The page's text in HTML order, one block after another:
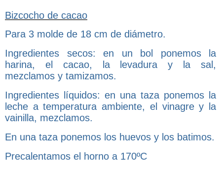
Bizcocho de cacao
Para 3 molde de 18 cm de diámetro.
Ingredientes secos: en un bol ponemos la
harina, el cacao, la levadura y la sal,
mezclamos y tamizamos.
Ingredientes líquidos: en una taza ponemos la
leche a temperatura ambiente, el vinagre y la
vainilla, mezclamos.
En una taza ponemos los huevos y los batimos.
Precalentamos el horno a 170ºC